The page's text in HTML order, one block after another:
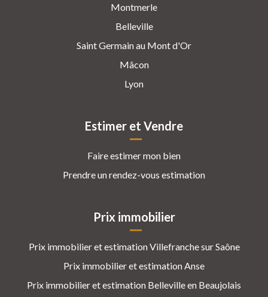
Montmerle
Belleville
Saint Germain au Mont d'Or
Mâcon
Lyon
Estimer et Vendre
Faire estimer mon bien
Prendre un rendez-vous estimation
Prix immobilier
Prix immobilier et estimation Villefranche sur Saône
Prix immobilier et estimation Anse
Prix immobilier et estimation Belleville en Beaujolais